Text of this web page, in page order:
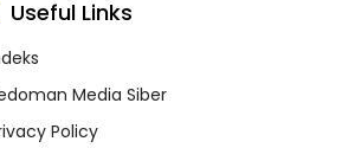
Useful Links
Media Siber
Policy